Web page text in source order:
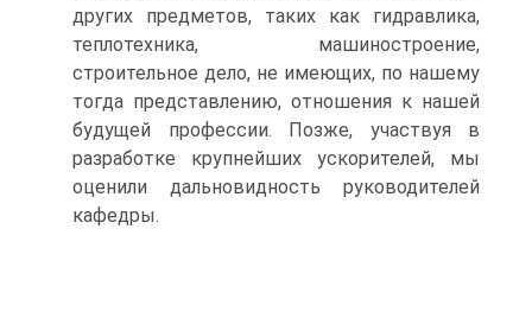
других предметов, таких как гидравлика,
теплотехника, машиностроение,
строительное дело, не имеющих, по нашему
тогда представлению, отношения к нашей
будущей профессии. Позже, участвуя в
разработке крупнейших ускорителей, мы
оценили дальновидность руководителей
кафедры.